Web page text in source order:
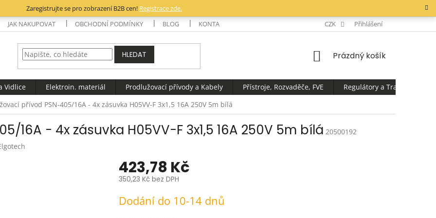
Zaregistrujte se pro zobrazení B2B cen! Registrace zde.
JAK NAKUPOVAT OBCHODNÍ PODMÍNKY BLOG KONTAKTY CZK Přihlášení
HLEDAT
NÁKUPNÍ
Prázdný košík
Vidlice Elektroin. materiál Prodlužovací přívody a Kabely Přístroje, Rozvaděče, FVE
Regulátory a
přívod PSN-405/16A - 4x zásuvka H05VV-F 3x1,5 16A 250V 5m bílá
16A - 4x zásuvka H05VV-F 3x1,5 16A 250V 5m bílá 20500192
423,78 Kč
350,23 Kč bez DPH
cena:
Dodání do 10-14 dnů